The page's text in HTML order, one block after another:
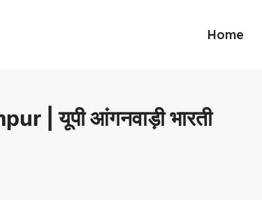
Home
| यूपी आंगनवाड़ी भारती